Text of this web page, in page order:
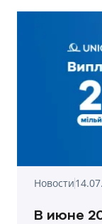
Новости
В июне